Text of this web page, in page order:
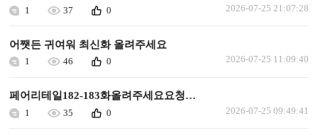
1 37 0 2026-07-25 21:07:28
어쨋든 귀여워 최신화 올려주세요
1 46 0 2026-07-25 11:09:40
페어리테일182-183화올려주세요요청합니다
1 35 0 2026-07-25 09:49:41